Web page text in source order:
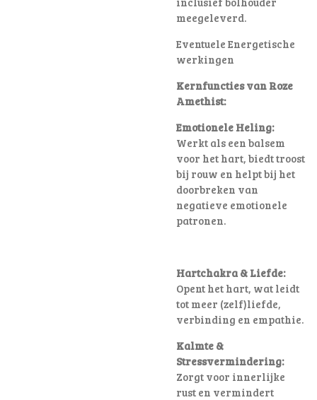
meegeleverd.
Eventuele Energetische
werkingen
Kernfuncties van Roze
Amethist:
Emotionele Heling:
Werkt als een balsem
voor het hart, biedt troost
bij rouw en helpt bij het
doorbreken van
negatieve emotionele
patronen.
Hartchakra & Liefde:
Opent het hart, wat leidt
tot meer (zelf)liefde,
verbinding en empathie.
Kalmte &
Stressvermindering:
Zorgt voor innerlijke
rust en vermindert